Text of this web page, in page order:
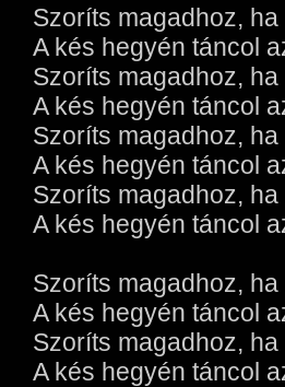
Szoríts magadhoz,
A kés hegyén táncol
Szoríts magadhoz,
A kés hegyén táncol
Szoríts magadhoz,
A kés hegyén táncol
Szoríts magadhoz,
A kés hegyén táncol
Szoríts magadhoz,
A kés hegyén táncol
Szoríts magadhoz,
A kés hegyén táncol